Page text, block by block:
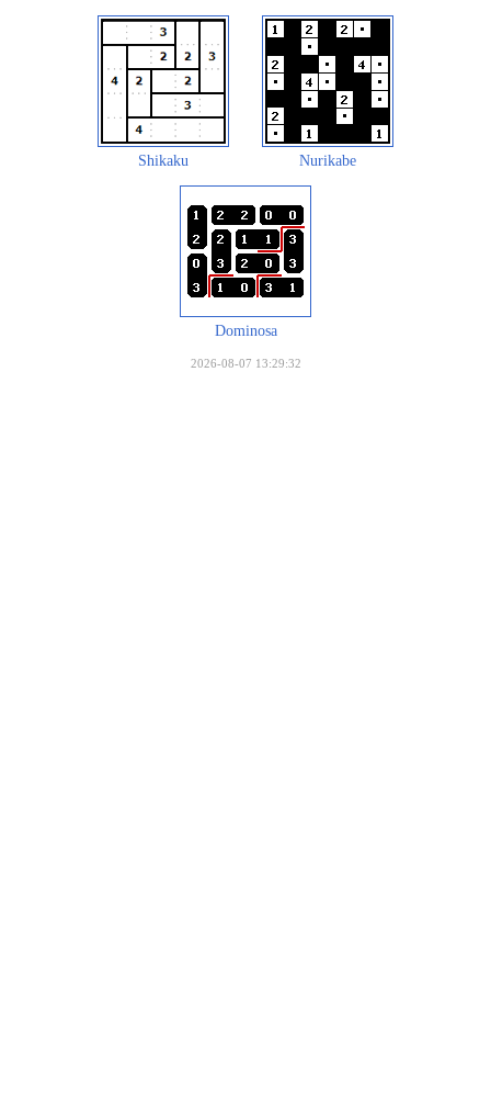
Shikaku Nurikabe
Dominosa
2026-08-07 13:29:32